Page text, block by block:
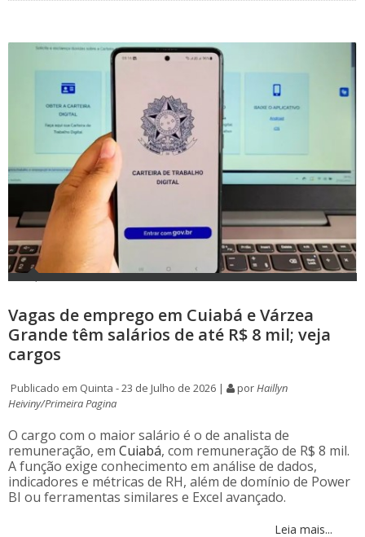
Vagas de emprego em Cuiabá e Várzea
Grande têm salários de até R$ 8 mil; veja
cargos
Publicado em Quinta - 23 de Julho de 2026 | porHaillyn
Heiviny/Primeira Pagina
O cargo com o maior salário é o de analista de
remuneração, em Cuiabá, com remuneração de R$ 8 mil.
A função exige conhecimento em análise de dados,
indicadores e métricas de RH, além de domínio de Power
BI ou ferramentas similares e Excel avançado.
Leia mais...